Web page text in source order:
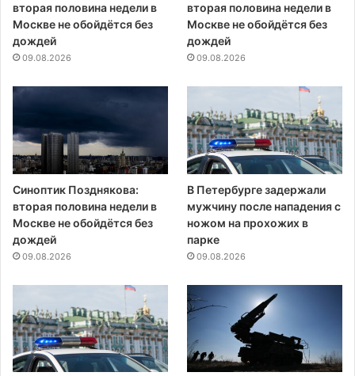
вторая половина недели в
Москве не обойдётся без
дождей
09.08.2026
вторая половина недели в
Москве не обойдётся без
дождей
09.08.2026
Синоптик Позднякова:
вторая половина недели в
Москве не обойдётся без
дождей
09.08.2026
В Петербурге задержали
мужчину после нападения с
ножом на прохожих в
парке
09.08.2026